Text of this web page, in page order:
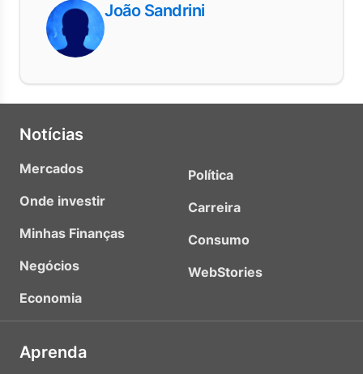
João Sandrini
Notícias
Mercados
Onde investir
Minhas Finanças
Negócios
Economia
Política
Carreira
Consumo
WebStories
Aprenda